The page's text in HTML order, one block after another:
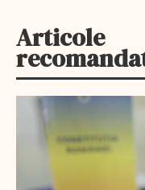
Articole